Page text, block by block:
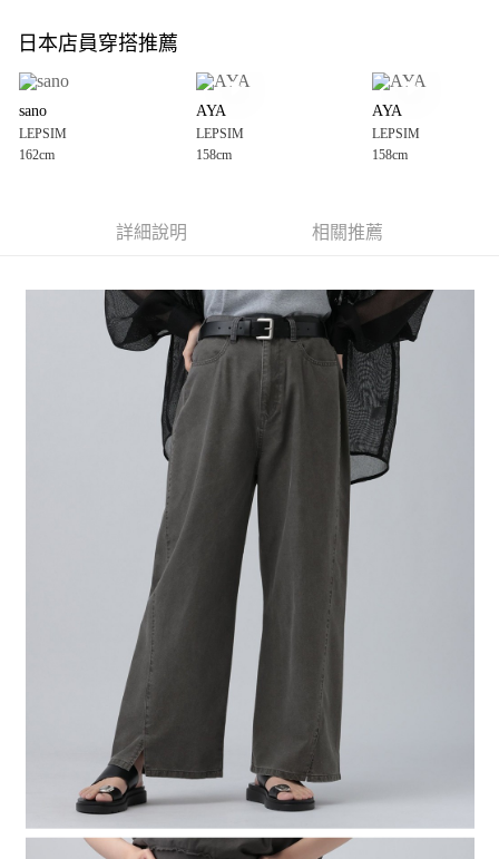
全盈+PAY
大哥付你分期
1.本服務由台灣大哥大提供，台灣大哥大用戶可立即使用無須另外申請。
2.付款方式選擇「大哥付你分期」，訂單成立後會自動跳轉到大哥付的交易
3.實際核准額度、可分期數及費用金額請依後續交易確認頁面所載為準。
4.訂單成立30分鐘內，如未前往確認交易或遇審核未通過，訂單將自動取
【繳款方式說明】
1.分期款項不併入電信帳單，「大哥付你分期」於每月結算日後寄送繳費提
2.透過簡訊連結打開帳單後，可選擇「超商條碼／台灣大直營門市／銀行轉
帳／街口支付／iPASS MONEY」等通路繳費。
1.本服務係由「台灣大哥大股份有限公司」（以下簡稱本公司）所提供，讓
用戶於交易時，得透過本服務購買商品或服務，並由商店將買賣／分期付款
買賣價金債權讓與本公司後，依約使用本公司帳單繳交帳款。
2.基於同意付款使用「大哥付你分期」之契約關係目的，商店將以您的個人
資料（包含姓名、電話或地址）提供予台灣大哥大進項蒐集、處理及利用，
由本公司與您本人進行分期帳單所需資料之確認、核對及更正。
3.完整用戶服務條款，請詳閱以下連結：
https://oppay.tw/userRule
AFTEE先享後付
３．安心：先確認商品／服務後，再付款。
【「AFTEE先享後付」結帳流程】
１．於結帳方式選擇「AFTEE先享後付」後，將跳轉至「AFTEE先享後付」
結帳頁面，進行簡訊認證並確認金額後，即可完成結帳。
２．訂單成立數日內，您將收到繳費通知簡訊。
３．收到繳費通知簡訊後14天內，點擊此簡訊中的連結，可透過四大超商／
ATM／網路銀行／等多元方式進行付款，方視為交易完成。
※ 請注意：結帳手續完成當下不需立刻繳費，但若您需要取消訂單，請聯絡
購買商品的店家。未經商家同意取消之訂單仍視為有效，需透過AFTEE先享
※ 交易是否成功請以「AFTEE先享後付 」之結帳頁面顯示為準，若有關於
是否繳費成功／繳費後需取消欲退款等相關疑問，請聯繫「AFTEE先享後付
https://netprotections.freshdesk.com/support/home
１．透過由恩沛科技股份有限公司提供之「AFTEE先享後付」服務完成之交
易，需依本服務之必要範圍內提供個人資料，並將交易相關給付款項請求債
權轉讓予恩沛科技股份有限公司。
２．關於個人資料處理事宜，請瀏覽以下網址：
３．未成年的使用者請事先徵得法定代理人或監護人之同意方可使用
「AFTEE先享後付」，若未經同意申辦者引起之損失，本公司不負相關責
４．使用「AFTEE先享後付」時，將依據個別帳號之用戶狀況，依本公司即
時審查核予不同之上限額度；若仍有額度不足之情形，本公司將視審查結果
請求用戶進行身份認證。
５．嚴禁一人註冊多個帳號或使用他人資訊註冊。若發現惡意使用之情形，
恩沛科技股份有限公司將有權停止該用戶之使用額度並採取法律行動。
每筆NT$80，滿NT$888(含以上)免運費
付款後 全家取貨
每筆NT$80，滿NT$888(含以上)免運費
每筆NT$80，滿NT$1,500(含以上)免運費
每筆NT$80，滿NT$1,500(含以上)免運費
每筆NT$80，滿NT$1,500(含以上)免運費
日本店員穿搭推薦
sano
LEPSIM
162cm
AYA
LEPSIM
158cm
AYA
LEPSIM
158cm
詳細說明 相關推薦